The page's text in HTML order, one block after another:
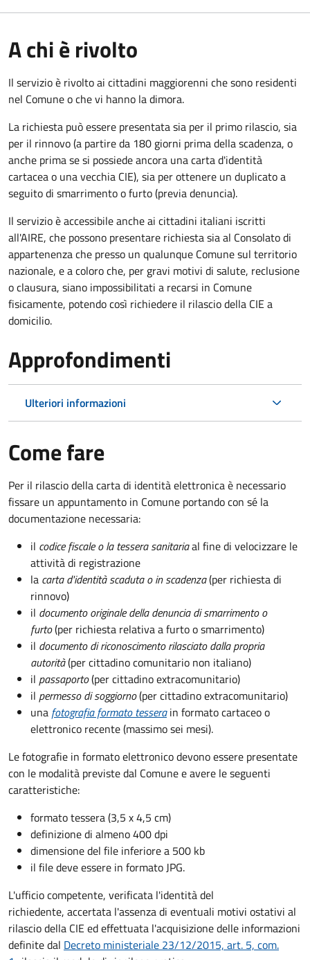
A chi è rivolto
Il servizio è rivolto ai cittadini maggiorenni che sono residenti
nel Comune o che vi hanno la dimora.
La richiesta può essere presentata sia per il primo rilascio, sia
per il rinnovo (a partire da 180 giorni prima della scadenza, o
anche prima se si possiede ancora una carta d'identità
cartacea o una vecchia CIE), sia per ottenere un duplicato a
seguito di smarrimento o furto (previa denuncia).
Il servizio è accessibile anche ai cittadini italiani iscritti
all'AIRE, che possono presentare richiesta sia al Consolato di
appartenenza che presso un qualunque Comune sul territorio
nazionale, e a coloro che, per gravi motivi di salute, reclusione
o clausura, siano impossibilitati a recarsi in Comune
fisicamente, potendo così richiedere il rilascio della CIE a
domicilio.
Approfondimenti
Ulteriori informazioni
Come fare
Per il rilascio della carta di identità elettronica è necessario
fissare un appuntamento in Comune portando con sé la
documentazione necessaria:
il codice fiscale o la tessera sanitariaal fine di velocizzare le
attività di registrazione
la carta d'identità scaduta o in scadenza(per richiesta di
rinnovo)
il documento originale della denuncia di smarrimento o
furto(per richiesta relativa a furto o smarrimento)
il documento di riconoscimento rilasciato dalla propria
autorità(per cittadino comunitario non italiano)
il passaporto(per cittadino extracomunitario)
il permesso di soggiorno(per cittadino extracomunitario)
una fotografia formato tessera in formato cartaceo o
elettronico recente (massimo sei mesi).
Le fotografie in formato elettronico devono essere presentate
con le modalità previste dal Comune e avere le seguenti
caratteristiche:
formato tessera (3,5 x 4,5 cm)
definizione di almeno 400 dpi
dimensione del file inferiore a 500 kb
il file deve essere in formato JPG.
L'ufficio competente, verificata l'identità del
richiedente, accertata l'assenza di eventuali motivi ostativi al
rilascio della CIE ed effettuata l'acquisizione delle informazioni
definite dal Decreto ministeriale 23/12/2015, art. 5, com.